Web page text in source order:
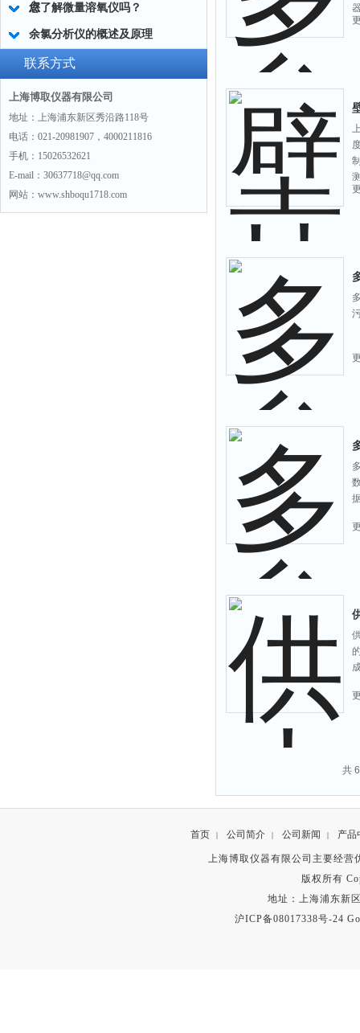
点
您了解微量溶氧仪吗？
余氯分析仪的概述及原理
联系方式
上海博取仪器有限公司
地址：上海浦东新区秀沿路118号
电话：021-20981907，4000211816
手机：15026532621
E-mail：30637718@qq.com
网站：www.shboqu1718.com
共
首页 | 公司简介 | 公司新闻 | 产品
上海博取仪器有限公司主要经营
版权所有
地址：上海浦东新
沪ICP备08017338号-24